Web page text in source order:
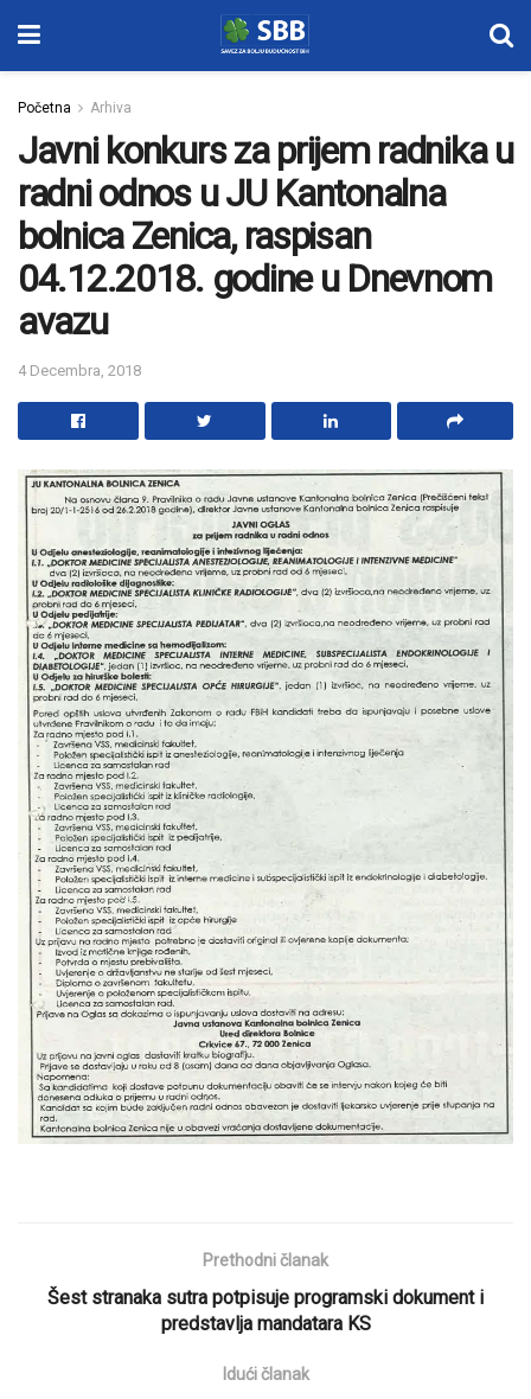
Početna Arhiva
Javni konkurs za prijem radnika u
radni odnos u JU Kantonalna
bolnica Zenica, raspisan
04.12.2018. godine u Dnevnom
avazu
4 Decembra, 2018
Prethodni članak
Šest stranaka sutra potpisuje programski dokument i
predstavlja mandatara KS
Idući članak